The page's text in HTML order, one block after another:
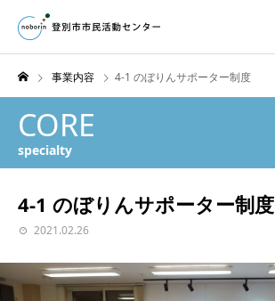
事業内容 4-1 のぼりんサポーター制度
CORE
specialty
4-1 のぼりんサポーター制度
2021.02.26